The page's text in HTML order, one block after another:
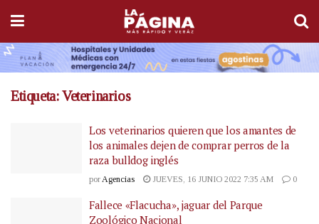
Etiqueta:Veterinarios
Los veterinarios quieren que los amantes de
los animales dejen de comprar perros de la
raza bulldog inglés
por Agencias JUEVES, 16 JUNIO 2022 7:35 AM 0
Fallece «Flacucha», jaguar del Parque
Zoológico Nacional